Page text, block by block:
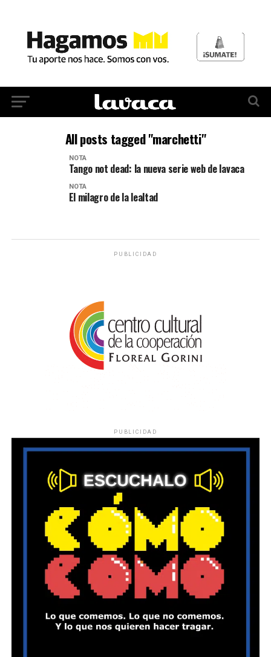
All posts tagged "marchetti"
NOTA
Tango not dead: la nueva serie web de lavaca
NOTA
El milagro de la lealtad
PUBLICIDAD
PUBLICIDAD